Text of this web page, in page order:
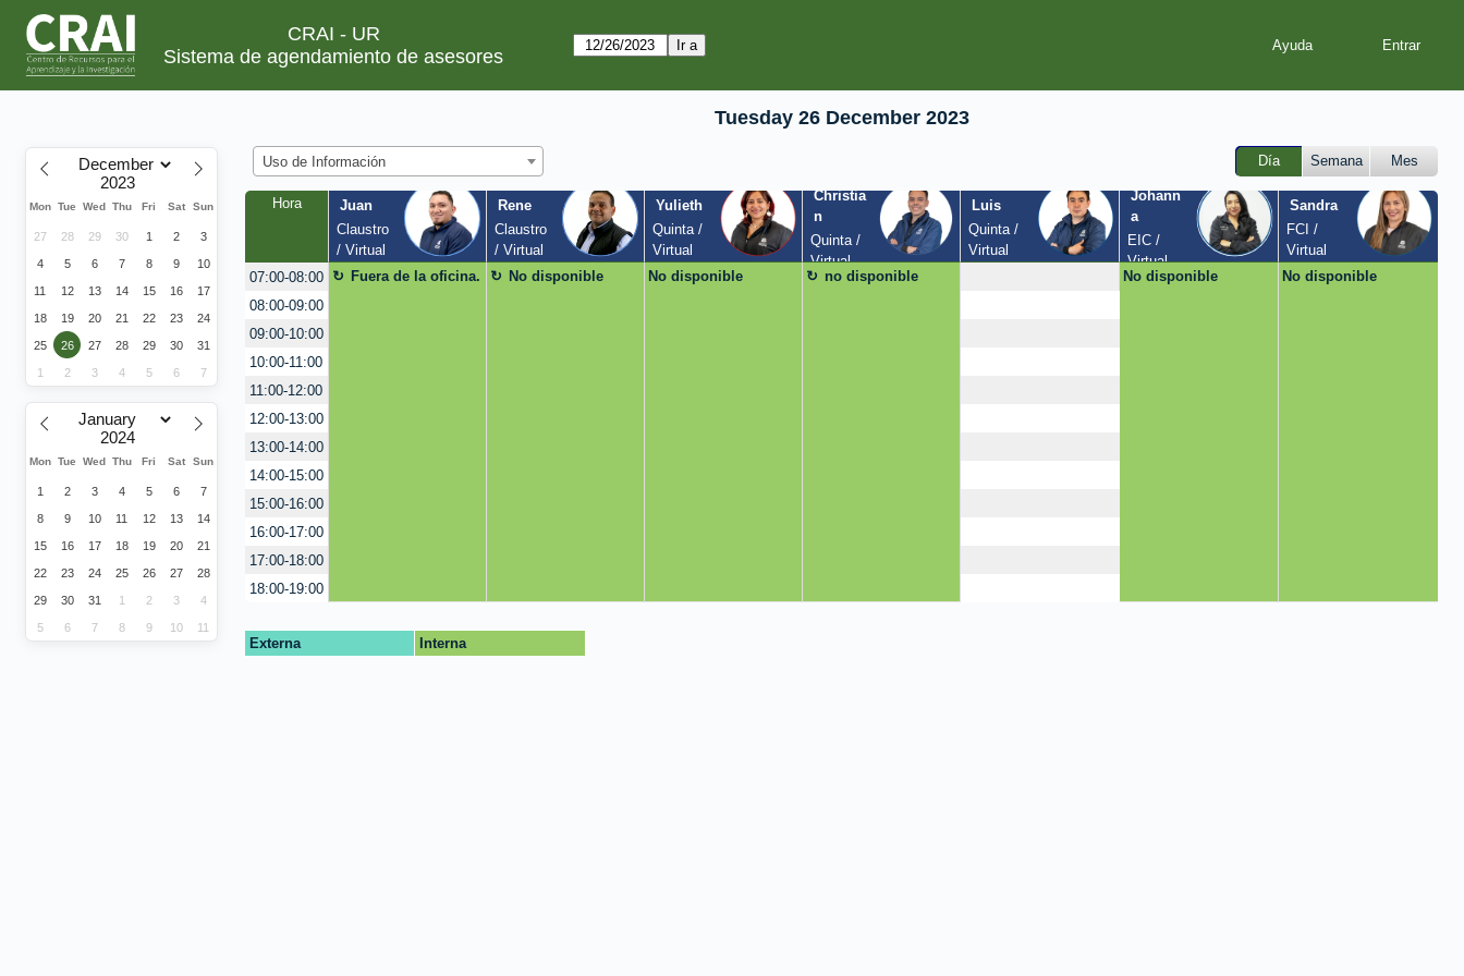
CRAI - UR
Sistema de agendamiento de asesores
Ayuda
Mon Tue Wed Thu Fri Sat Sun
27 28 29 30 1 2 3
4 5 6 7 8 9 10
11 12 13 14 15 16 17
18 19 20 21 22 23 24
25 26 27 28 29 30 31
1 2 3 4 5 6 7
Mon Tue Wed Thu Fri Sat Sun
1 2 3 4 5 6 7
8 9 10 11 12 13 14
15 16 17 18 19 20 21
22 23 24 25 26 27 28
29 30 31 1 2 3 4
5 6 7 8 9 10 11
Tuesday 26 December 2023
Uso de Información Día Semana Mes
Hora
Juan
Claustro
/ Virtual
Rene
Claustro
/ Virtual
Yulieth
Quinta /
Virtual
Christia
n
Quinta /
Virtual
Luis
Quinta /
Virtual
Johann
a
EIC /
Virtual
Sandra
FCI /
Virtual
07:00-08:00
Fuera de la oficina. No disponible No disponible no disponible No disponible
No disponible
08:00-09:00
09:00-10:00
10:00-11:00
11:00-12:00
12:00-13:00
13:00-14:00
14:00-15:00
15:00-16:00
16:00-17:00
17:00-18:00
18:00-19:00
Externa Interna